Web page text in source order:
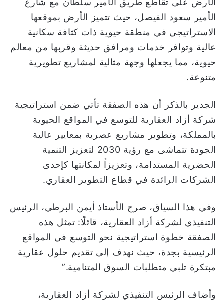
الأمير سعود الفيصل، حيث تتميز الأرض بموقعها
الاستراتيجي في منطقة حيوية ذات كثافة سكانية
عالية وتوافر خدمات ومرافق حديثة وقربها من معالم
حيوية، مما يجعلها وجهة مثالية لمشاريع تطويرية
متنوعة.
الجدير بالذكر أن هذه الصفقة تأتي ضمن استراتيجية
شركة أزاد العقارية للتوسع في المواقع الحيوية
بالمملكة، وتطوير مشاريع عصرية بمعايير عالية
الجودة تتماشى مع رؤية 2030 لتعزيز التنمية
الحضرية المستدامة، وتعزيزاً لمكانتها كإحدى
الشركات الرائدة في قطاع التطوير العقاري.
وفي هذا السياق، صرح الأستاذ أيمن البرطي، الرئيس
التنفيذي لشركة أزاد العقارية، قائلًا: تمثل هذه
الصفقة خطوة استراتيجية نحو التوسع في المواقع
الرئيسية بجدة، حيث نهدف إلى تقديم حلول عقارية
مبتكرة تلبي متطلبات السوق المتنامية.”
وأضاف الرئيس التنفيذي لشركة أزاد العقارية،